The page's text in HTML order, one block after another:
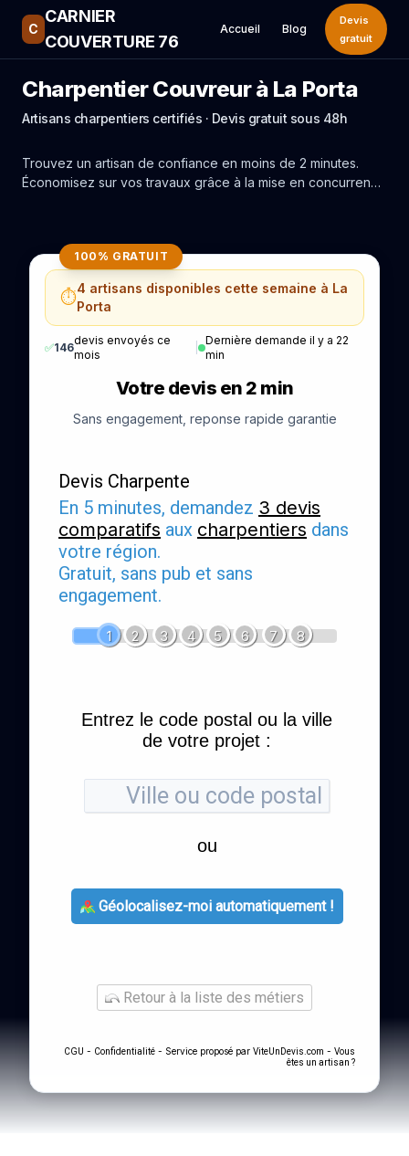
C
CARNIER
COUVERTURE 76
Accueil Blog
Devis
gratuit
Charpentier Couvreur à La Porta
Artisans charpentiers certifiés · Devis gratuit sous 48h
Trouvez un artisan de confiance en moins de 2 minutes.
Économisez sur vos travaux grâce à la mise en concurrence
100% GRATUIT
⏱️4 artisans disponibles cette semaine à La
Porta
✅146
devis envoyés ce
mois
Dernière demande il y a 22
min
Votre devis en 2 min
Sans engagement, reponse rapide garantie
Devis Charpente
En 5 minutes, demandez 3 devis
comparatifs aux charpentiers dans
votre région.
Gratuit, sans pub et sans
engagement.
1 2 3 4 5 6 7 8
Entrez le code postal ou la ville
de votre projet :
ou
Géolocalisez-moi automatiquement !
Retour à la liste des métiers
CGU - Confidentialité - Service proposé par ViteUnDevis.com - Vous
êtes un artisan ?